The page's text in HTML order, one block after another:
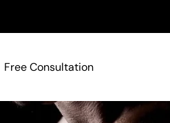
Free Consultation